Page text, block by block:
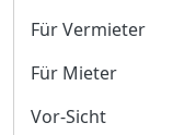
Für Vermieter
Für Mieter
Vor-Sicht